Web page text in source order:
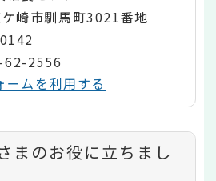
崎市馴馬町3021番地
62-2556
ームを利用する
まのお役に立ちまし